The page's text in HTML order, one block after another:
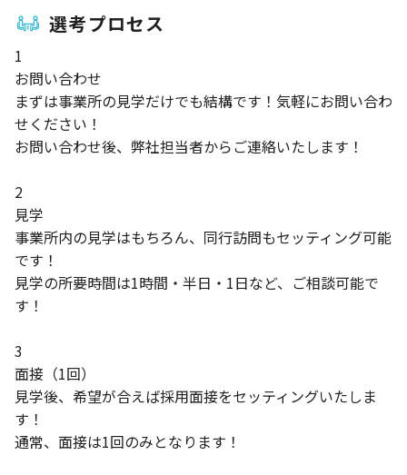
選考プロセス
1
お問い合わせ
まずは事業所の見学だけでも結構です！気軽にお問い合わ
せください！
お問い合わせ後、弊社担当者からご連絡いたします！
2
見学
事業所内の見学はもちろん、同行訪問もセッティング可能
です！
見学の所要時間は1時間・半日・1日など、ご相談可能で
す！
3
面接（1回）
見学後、希望が合えば採用面接をセッティングいたしま
す！
通常、面接は1回のみとなります！